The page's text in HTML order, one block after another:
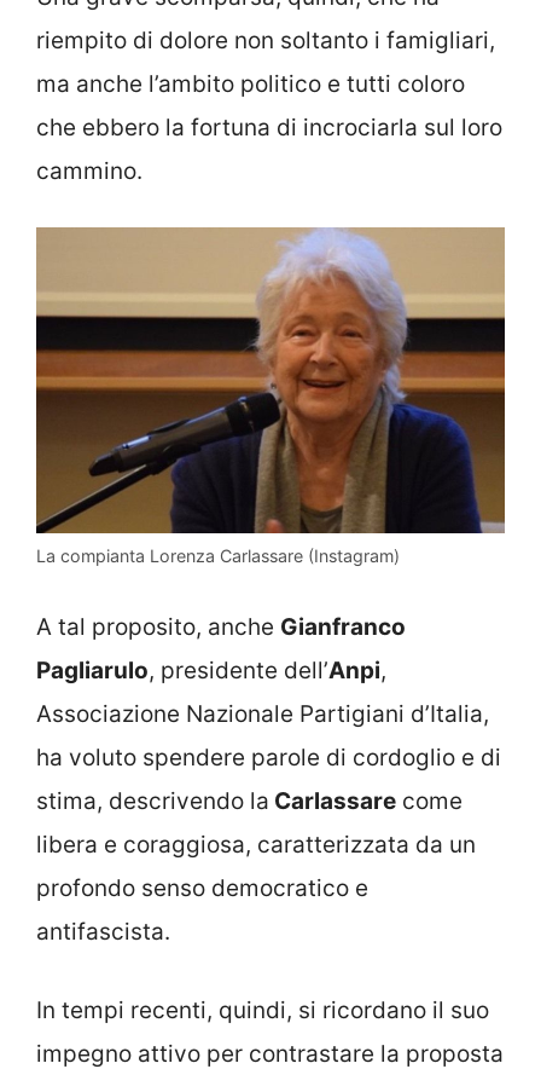
riempito di dolore non soltanto i famigliari,
ma anche l’ambito politico e tutti coloro
che ebbero la fortuna di incrociarla sul loro
cammino.
La compianta Lorenza Carlassare (Instagram)
A tal proposito, anche Gianfranco
Pagliarulo, presidente dell’Anpi,
Associazione Nazionale Partigiani d’Italia,
ha voluto spendere parole di cordoglio e di
stima, descrivendo la Carlassare come
libera e coraggiosa, caratterizzata da un
profondo senso democratico e
antifascista.
In tempi recenti, quindi, si ricordano il suo
impegno attivo per contrastare la proposta